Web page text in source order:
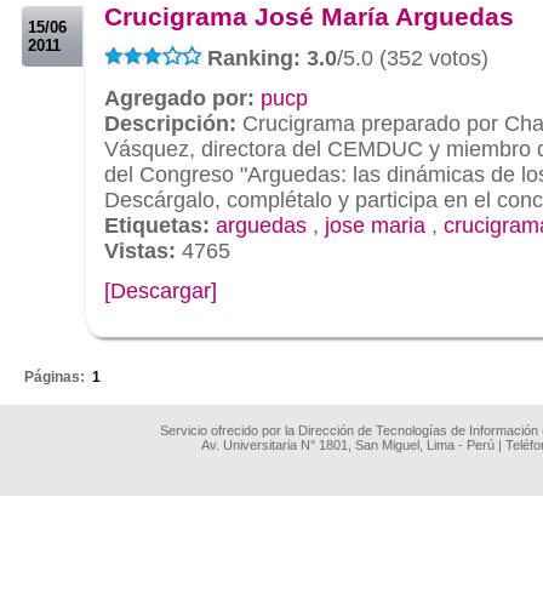
15/06
2011
Crucigrama José María Arguedas
Ranking: 3.0/5.0 (352 votos)
Agregado por: pucp
Descripción: Crucigrama preparado por
Vásquez, directora del CEMDUC y miembro
del Congreso "Arguedas: las dinámicas de
Descárgalo, complétalo y participa en el
Etiquetas: arguedas , jose maria ,
Vistas: 4765
[Descargar]
Páginas: 1
Servicio ofrecido por la Dirección de Tecnologías de
Av. Universitaria N° 1801, San Miguel, Lima - Perú |